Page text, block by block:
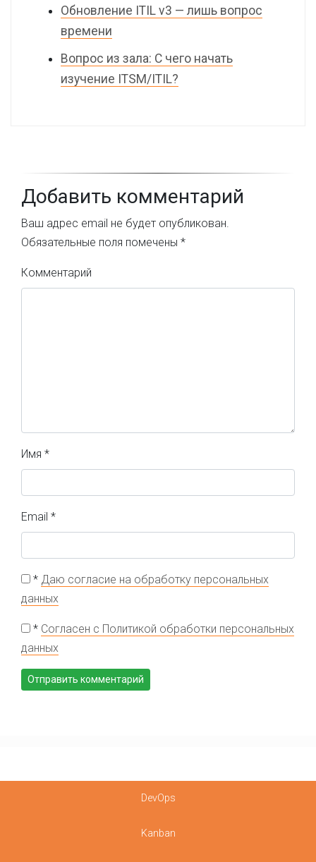
Обновление ITIL v3 — лишь вопрос
времени
Вопрос из зала: С чего начать
изучение ITSM/ITIL?
Добавить комментарий
Ваш адрес email не будет опубликован.
Обязательные поля помечены *
Комментарий
Имя *
Email *
* Даю согласие на обработку персональных
данных
* Согласен с Политикой обработки персональных
данных
DevOps
Kanban